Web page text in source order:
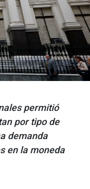
permitió
por tipo de
demanda
en la moneda